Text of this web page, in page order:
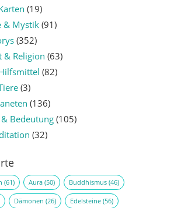
(19)
& Mystik(91)
(352)
& Religion (63)
(82)
(3)
(136)
Bedeutung(105)
(32)
(61) Aura(50) Buddhismus(46)
Dämonen (26) Edelsteine(56)